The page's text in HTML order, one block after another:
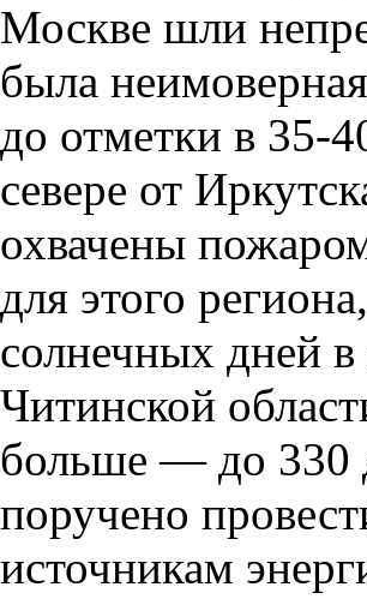
Москве шли
была
до отметки в 35-
севере от
охвачены
для этого
солнечных дней в
Читинской
больше — до 330
поручено
источникам